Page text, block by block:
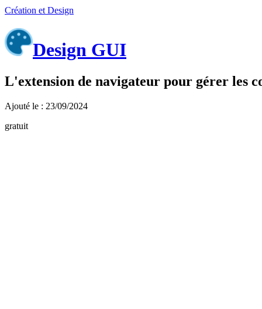
Création et Design
Design GUI
L'extension de navigateur pour gérer les
Ajouté le : 23/09/2024
gratuit